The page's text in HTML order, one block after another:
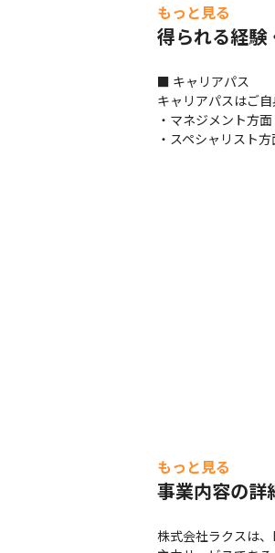
もっと見る
得られる経験
■ キャリアパス
キャリアパスはご
・マネジメント方
・スペシャリスト
もっと見る
事業内容の詳
株式会社ラクスは